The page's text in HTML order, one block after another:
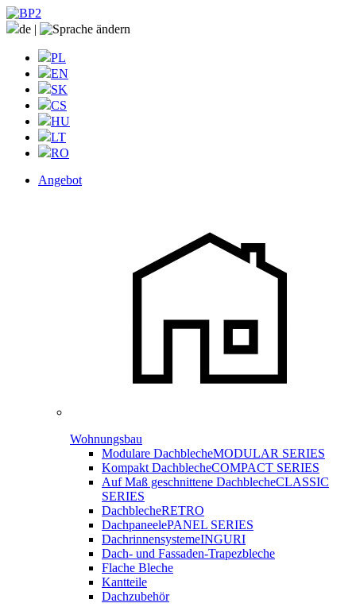
de |
PL
EN
SK
CS
HU
LT
RO
Angebot
Wohnungsbau
Modulare DachblecheMODULAR SERIES
Kompakt DachblecheCOMPACT SERIES
Auf Maß geschnittene DachblecheCLASSIC
SERIES
DachblecheRETRO
DachpaneelePANEL SERIES
DachrinnensystemeINGURI
Dach- und Fassaden-Trapezbleche
Flache Bleche
Kantteile
Dachzubehör